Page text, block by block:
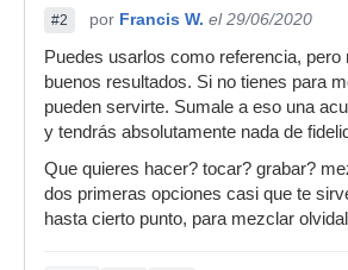
#2 por Francis W. el 29/06/2020
Puedes usarlos como referencia, pero
buenos resultados. Si no tienes para
pueden servirte. Sumale a eso una
y tendrás absolutamente nada de
Que quieres hacer? tocar? grabar?
dos primeras opciones casi que te
hasta cierto punto, para mezclar